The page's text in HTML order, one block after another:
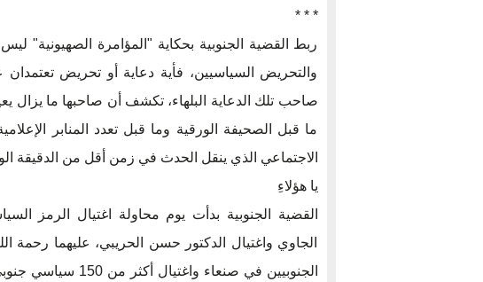
* * *
ربط القضية الجنوبية بحكاية "المؤامرة الصهيونية"
والتحريض السياسيين، فأية دعاية أو تحريض تعتمدان
صاحب تلك الدعاية البلهاء، تكشف أن صاحبها ما يزال
ما قبل الصحيفة الورقية وما قبل تعدد المنابر
الاجتماعي الذي ينقل الحدث في زمن أقل من الدقيقة
يا هؤلاءِ
القضية الجنوبية بدأت يوم محاولة اغتيال الرمز
الجاوي واغتيال الدكتور حسن الحريبي، عليهما
الجنوبيين في صنعاء